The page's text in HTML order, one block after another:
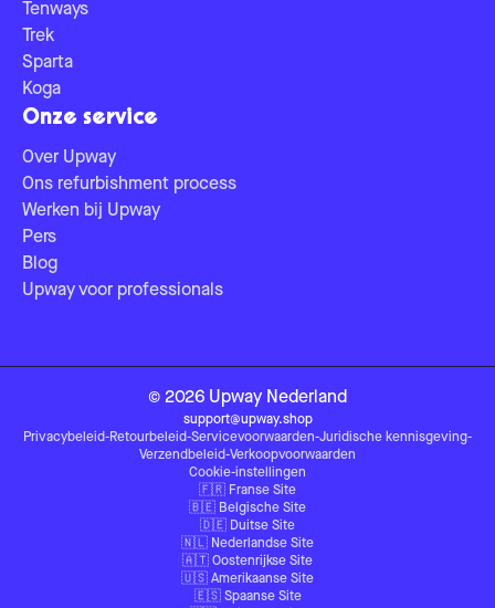
Tenways
Trek
Sparta
Koga
Onze service
Over Upway
Ons refurbishment process
Werken bij Upway
Pers
Blog
Upway voor professionals
© 2026 Upway Nederland
support@upway.shop
Privacybeleid-Retourbeleid-Servicevoorwaarden-Juridische kennisgeving-
Verzendbeleid-Verkoopvoorwaarden
Cookie-instellingen
🇫🇷 Franse Site
🇧🇪 Belgische Site
🇩🇪 Duitse Site
🇳🇱 Nederlandse Site
🇦🇹 Oostenrijkse Site
🇺🇸 Amerikaanse Site
🇪🇸 Spaanse Site